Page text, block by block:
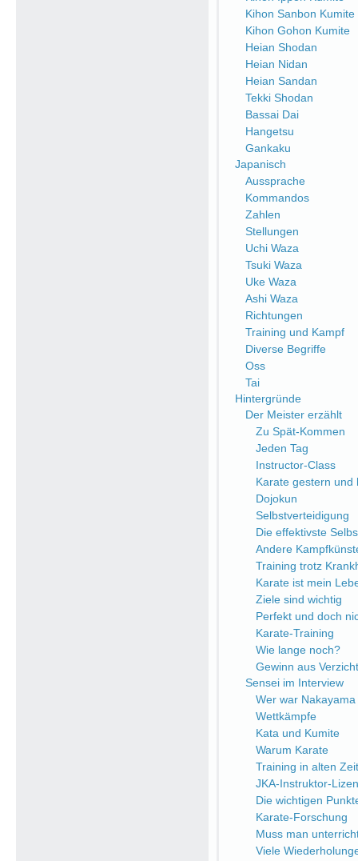
Kihon Sanbon Kumite
Kihon Gohon Kumite
Heian Shodan
Heian Nidan
Heian Sandan
Tekki Shodan
Bassai Dai
Hangetsu
Gankaku
Japanisch
Aussprache
Kommandos
Zahlen
Stellungen
Uchi Waza
Tsuki Waza
Uke Waza
Ashi Waza
Richtungen
Training und Kampf
Diverse Begriffe
Oss
Tai
Hintergründe
Der Meister erzählt
Zu Spät-Kommen
Jeden Tag
Instructor-Class
Karate gestern und
Dojokun
Selbstverteidigung
Die effektivste
Andere
Training trotz
Karate ist mein
Ziele sind wichtig
Perfekt und doch
Karate-Training
Wie lange noch?
Gewinn aus Verzicht
Sensei im Interview
Wer war
Wettkämpfe
Kata und Kumite
Warum Karate
Training in alten
JKA-Instruktor-
Die wichtigen
Karate-Forschung
Muss man
Viele